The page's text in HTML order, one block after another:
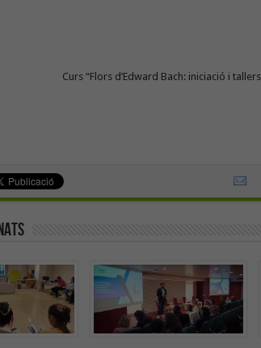
Curs “Flors d’Edward Bach: iniciació i